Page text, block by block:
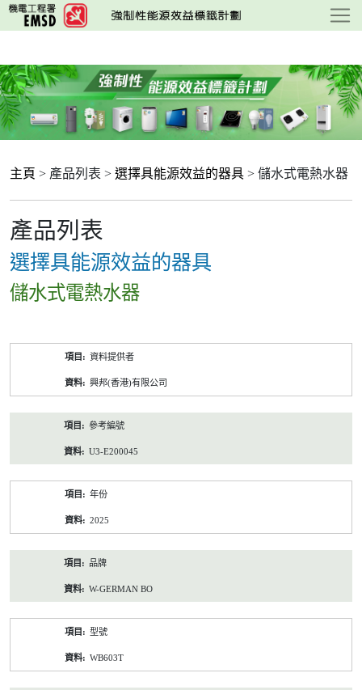
跳
至
要
內
容
主頁 > 產品列表 > 選擇具能源效益的器具 > 儲水式電熱水器
產品列表
選擇具能源效益的器具
儲水式電熱水器
資料提供者
興邦(香港)有限公司
參考編號
U3-E200045
年份
2025
品牌
W-GERMAN BO
型號
WB603T